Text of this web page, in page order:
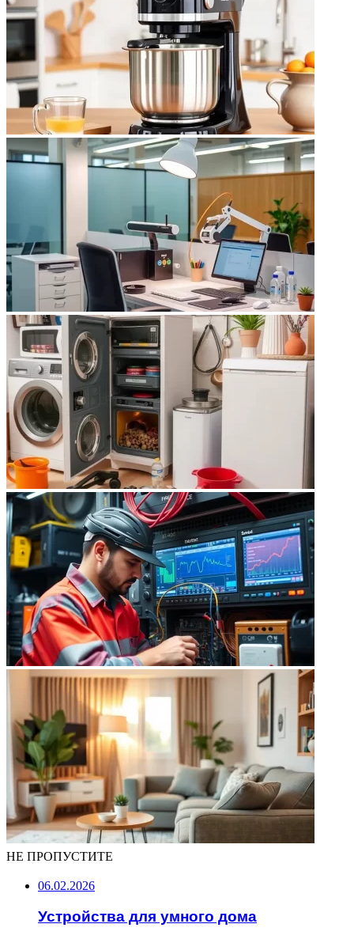
НЕ ПРОПУСТИТЕ
06.02.2026
Устройства для умного дома